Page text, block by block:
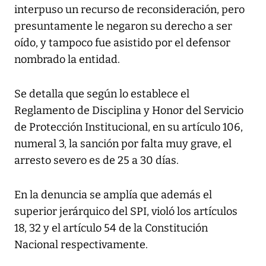
interpuso un recurso de reconsideración, pero
presuntamente le negaron su derecho a ser
oído, y tampoco fue asistido por el defensor
nombrado la entidad.
Se detalla que según lo establece el
Reglamento de Disciplina y Honor del Servicio
de Protección Institucional, en su artículo 106,
numeral 3, la sanción por falta muy grave, el
arresto severo es de 25 a 30 días.
En la denuncia se amplía que además el
superior jerárquico del SPI, violó los artículos
18, 32 y el artículo 54 de la Constitución
Nacional respectivamente.